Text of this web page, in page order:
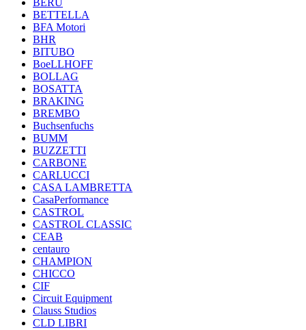
BERU
BETTELLA
BFA Motori
BHR
BITUBO
BoeLLHOFF
BOLLAG
BOSATTA
BRAKING
BREMBO
Buchsenfuchs
BUMM
BUZZETTI
CARBONE
CARLUCCI
CASA LAMBRETTA
CasaPerformance
CASTROL
CASTROL CLASSIC
CEAB
centauro
CHAMPION
CHICCO
CIF
Circuit Equipment
Clauss Studios
CLD LIBRI